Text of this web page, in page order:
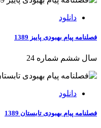
دانلود
فصلنامه پیام بهبودی پاییز 1389
سال ششم شماره 24
دانلود
فصلنامه پیام بهبودی تابستان 1389